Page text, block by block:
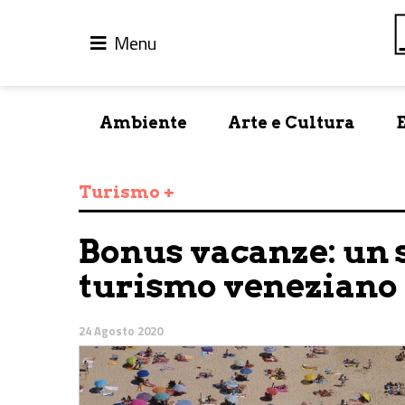
Menu
Ambiente Arte e Cultura
Turismo +
Bonus vacanze: un
turismo veneziano
24 Agosto 2020